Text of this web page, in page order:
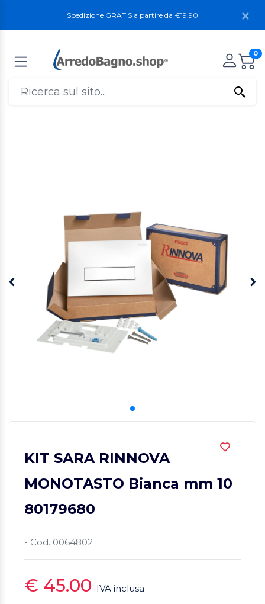
Spedizione GRATIS a partire da €19.90
0
KIT SARA RINNOVA
MONOTASTO Bianca mm 10
80179680
- Cod. 0064802
€ 45.00 IVA inclusa